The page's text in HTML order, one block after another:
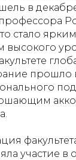
в
стало ярким
высокого
прошло
участие в